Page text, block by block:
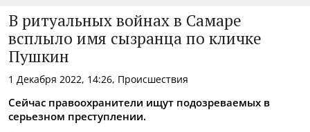
В ритуальных войнах в Самаре
всплыло имя сызранца по кличке
Пушкин
1 Декабря 2022, 14:26, Происшествия
Сейчас правоохранители ищут подозреваемых в
серьезном преступлении.